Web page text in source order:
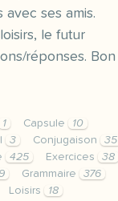
ses amis.
le futur
réponses. Bon
1 Capsule
10
3 Conjugaison
35
425 Exercices
38
9 Grammaire
376
Loisirs
18